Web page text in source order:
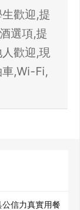
歡迎,提
選項,提
歡迎,現
車,Wi-Fi,
信力真實用餐